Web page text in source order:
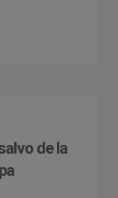
de la